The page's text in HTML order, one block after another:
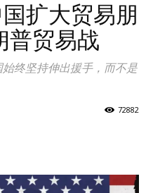
扩大贸易朋
普贸易战
终坚持伸出援手，而不是
72882